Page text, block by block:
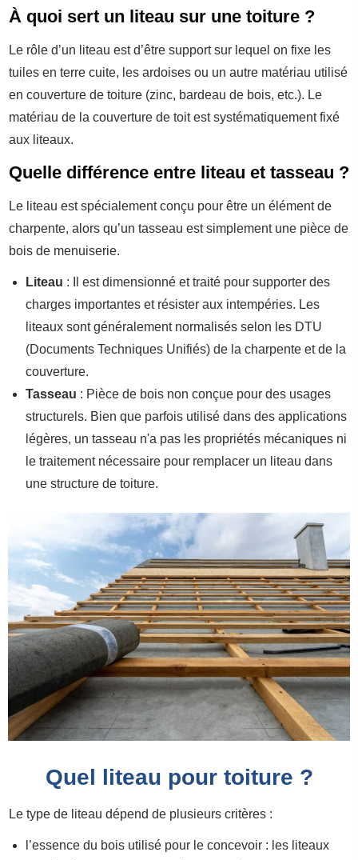
À quoi sert un liteau sur une toiture ?
Le rôle d’un liteau est d’être support sur lequel on fixe les
tuiles en terre cuite, les ardoises ou un autre matériau utilisé
en couverture de toiture (zinc, bardeau de bois, etc.). Le
matériau de la couverture de toit est systématiquement fixé
aux liteaux.
Quelle différence entre liteau et tasseau ?
Le liteau est spécialement conçu pour être un élément de
charpente, alors qu’un tasseau est simplement une pièce de
bois de menuiserie.
Liteau : Il est dimensionné et traité pour supporter des
charges importantes et résister aux intempéries. Les
liteaux sont généralement normalisés selon les DTU
(Documents Techniques Unifiés) de la charpente et de la
couverture.
Tasseau : Pièce de bois non conçue pour des usages
structurels. Bien que parfois utilisé dans des applications
légères, un tasseau n'a pas les propriétés mécaniques ni
le traitement nécessaire pour remplacer un liteau dans
une structure de toiture.
Quel liteau pour toiture ?
Le type de liteau dépend de plusieurs critères :
l’essence du bois utilisé pour le concevoir : les liteaux